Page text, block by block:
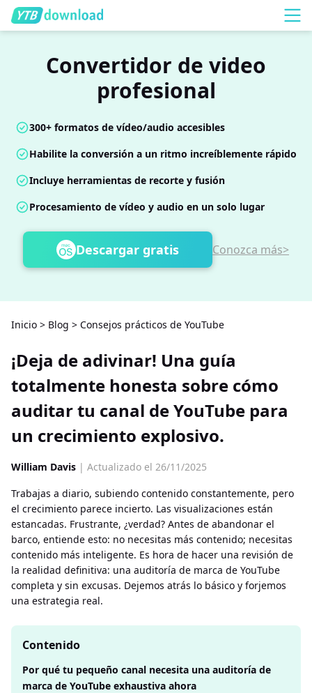
Convertidor de video
profesional
300+ formatos de vídeo/audio accesibles
Habilite la conversión a un ritmo increíblemente rápido
Incluye herramientas de recorte y fusión
Procesamiento de vídeo y audio en un solo lugar
Descargar gratis Conozca más>
Inicio > Blog > Consejos prácticos de YouTube
¡Deja de adivinar! Una guía
totalmente honesta sobre cómo
auditar tu canal de YouTube para
un crecimiento explosivo.
William Davis | Actualizado el 26/11/2025
Trabajas a diario, subiendo contenido constantemente, pero
el crecimiento parece incierto. Las visualizaciones están
estancadas. Frustrante, ¿verdad? Antes de abandonar el
barco, entiende esto: no necesitas más contenido; necesitas
contenido más inteligente. Es hora de hacer una revisión de
la realidad definitiva: una auditoría de marca de YouTube
completa y sin excusas. Dejemos atrás lo básico y forjemos
una estrategia real.
Contenido
Por qué tu pequeño canal necesita una auditoría de
marca de YouTube exhaustiva ahora